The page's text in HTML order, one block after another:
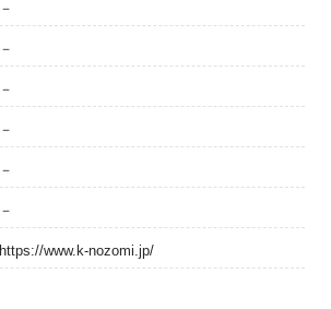
－
－
－
－
－
－
https://www.k-nozomi.jp/